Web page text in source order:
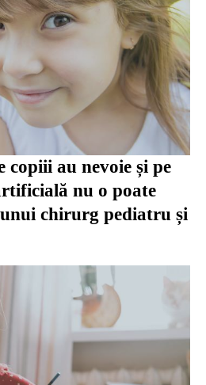
copiii au nevoie și pe
nu o poate
chirurg pediatru și